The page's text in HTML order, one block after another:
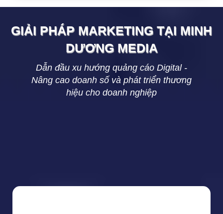
GIẢI PHÁP MARKETING TẠI MINH
DƯƠNGMEDIA
Dẫn đầu xu hướng quảng cáo Digital -
Nâng cao doanh số và phát triển thương
hiệu cho doanh nghiệp